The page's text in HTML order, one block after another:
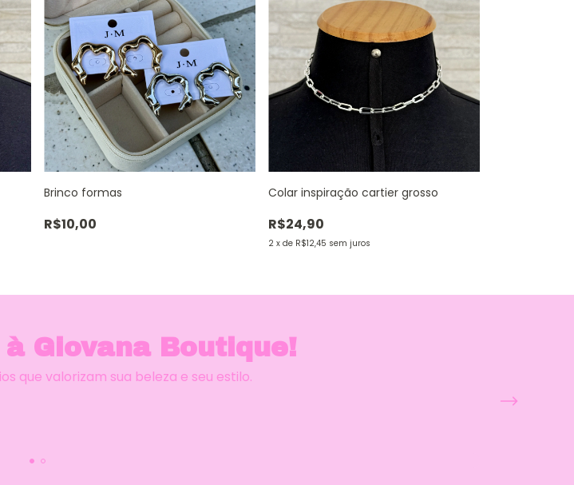
Brinco formas
R$10,00
Colar inspiração cartier grosso
R$24,90
2 x de R$12,45 sem juros
Giovana Boutique!
que valorizam sua beleza e seu estilo.
proporcionar experiências de